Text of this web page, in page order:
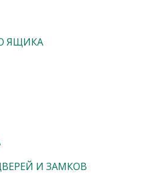
ЯЩИКА
И ЗАМКОВ